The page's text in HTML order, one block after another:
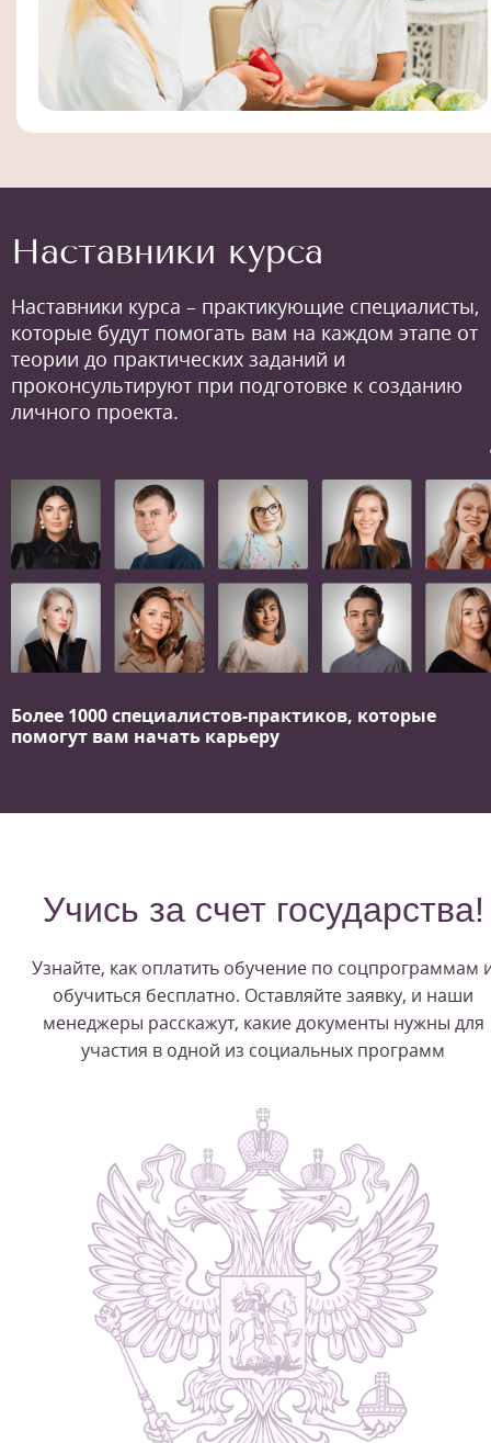
Наставники курса
Наставники курса – практикующие специалисты,
которые будут помогать вам на каждом этапе от
теории до практических заданий и
проконсультируют при подготовке к созданию
личного проекта.
Более 1000 специалистов-практиков, которые
помогут вам начать карьеру
Учись за счет государства!
Узнайте, как оплатить обучение по соцпрограммам
обучиться бесплатно. Оставляйте заявку, и наши
менеджеры расскажут, какие документы нужны для
участия в одной из социальных программ